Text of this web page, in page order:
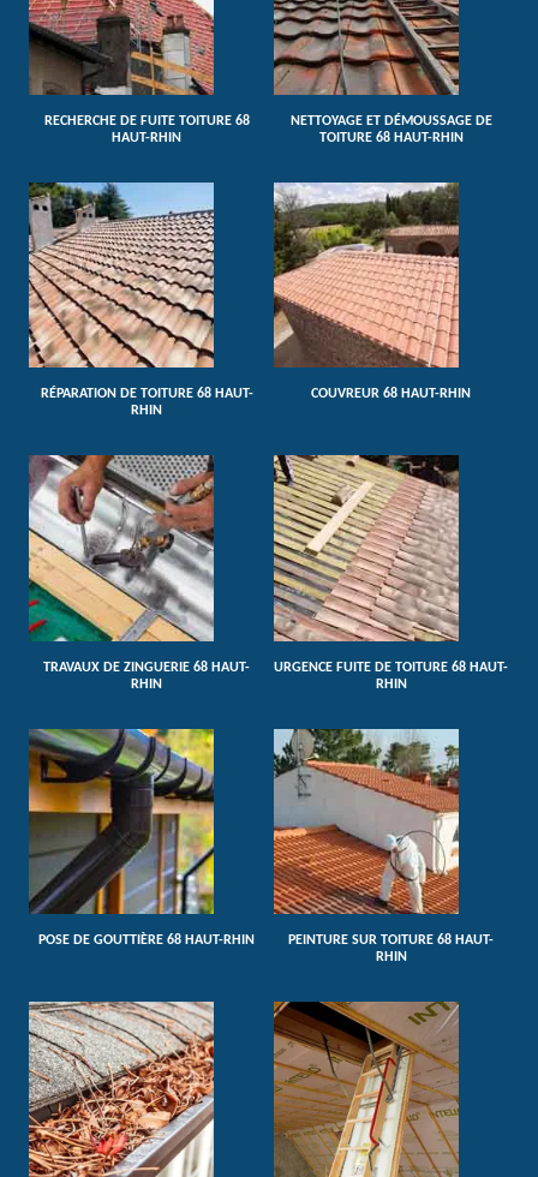
RECHERCHE DE FUITE TOITURE 68
HAUT-RHIN
NETTOYAGE ET DÉMOUSSAGE DE
TOITURE 68 HAUT-RHIN
RÉPARATION DE TOITURE 68 HAUT-
RHIN
COUVREUR 68 HAUT-RHIN
TRAVAUX DE ZINGUERIE 68 HAUT-
RHIN
URGENCE FUITE DE TOITURE 68 HAUT-
RHIN
POSE DE GOUTTIÈRE 68 HAUT-RHIN
PEINTURE SUR TOITURE 68 HAUT-
RHIN